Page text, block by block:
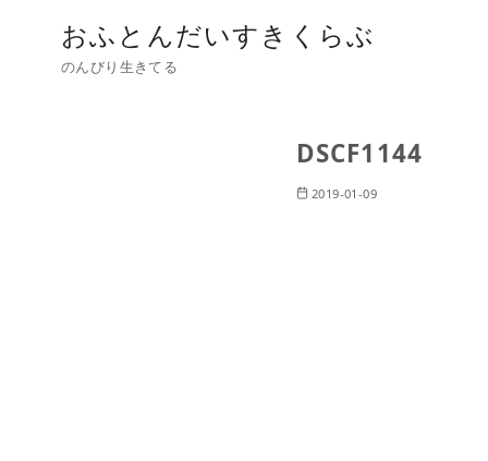
おふとんだいすきくらぶ
のんびり生きてる
DSCF1144
2019-01-09